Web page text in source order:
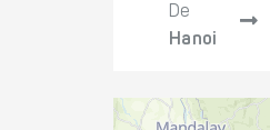
De
Hanoi